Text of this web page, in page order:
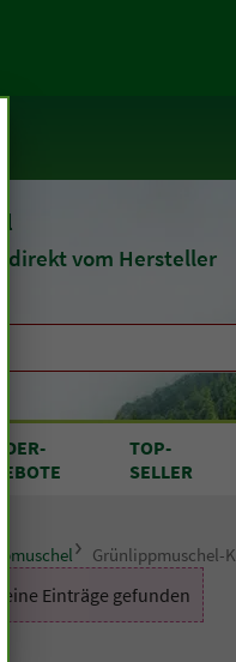
direkt vom Hersteller
-
TOP-
SELLER
Grünlippmuschel-
Einträge gefunden